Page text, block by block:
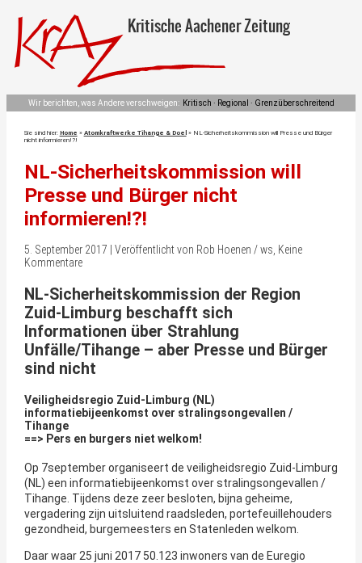
Kritische Aachener Zeitung
Wir berichten, was Andere verschweigen: Kritisch · Regional · Grenzüberschreitend
Sie sind hier: Home » Atomkraftwerke Tihange & Doel» NL-Sicherheitskommission will Presse und Bürger
nicht informieren!?!
NL-Sicherheitskommission will
Presse und Bürger nicht
informieren!?!
5. September 2017 | Veröffentlicht von Rob Hoenen / ws, Keine
Kommentare
NL-Sicherheitskommission der Region
Zuid-Limburg beschafft sich
Informationen über Strahlung
Unfälle/Tihange – aber Presse und Bürger
sind nicht
Veiligheidsregio Zuid-Limburg (NL)
informatiebijeenkomst over stralingsongevallen /
Tihange
==> Pers en burgers niet welkom!
Op 7september organiseert de veiligheidsregio Zuid-Limburg
(NL) een informatiebijeenkomst over stralingsongevallen /
Tihange. Tijdens deze zeer besloten, bijna geheime,
vergadering zijn uitsluitend raadsleden, portefeuillehouders
gezondheid, burgemeesters en Statenleden welkom.
Daar waar 25 juni 2017 50.123 inwoners van de Euregio